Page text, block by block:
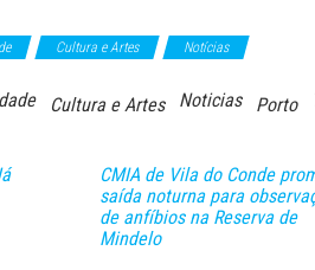
Cultura e Artes Notícias
Cultura e Artes Noticias Porto
CMIA de Vila do Conde
saída noturna para
de anfíbios na Reserva de
Mindelo